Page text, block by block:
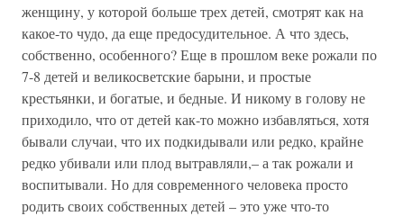
женщину, у которой больше трех детей, смотрят как на
какое-то чудо, да еще предосудительное. А что здесь,
собственно, особенного? Еще в прошлом веке рожали по
7-8 детей и великосветские барыни, и простые
крестьянки, и богатые, и бедные. И никому в голову не
приходило, что от детей как-то можно избавляться, хотя
бывали случаи, что их подкидывали или редко, крайне
редко убивали или плод вытравляли,– а так рожали и
воспитывали. Но для современного человека просто
родить своих собственных детей – это уже что-то